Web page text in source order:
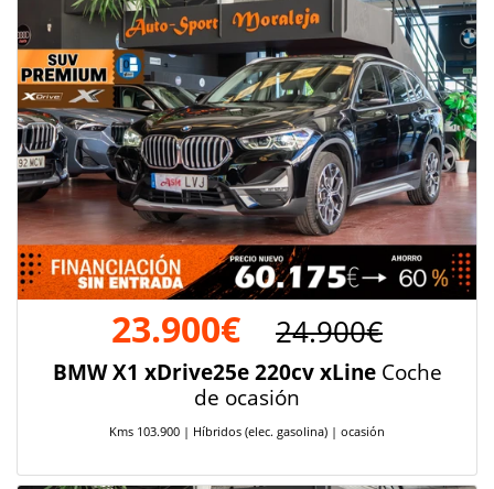
23.900€ 24.900€
BMW X1 xDrive25e 220cv xLineCoche
de ocasión
Kms 103.900 | Híbridos (elec. gasolina) | ocasión